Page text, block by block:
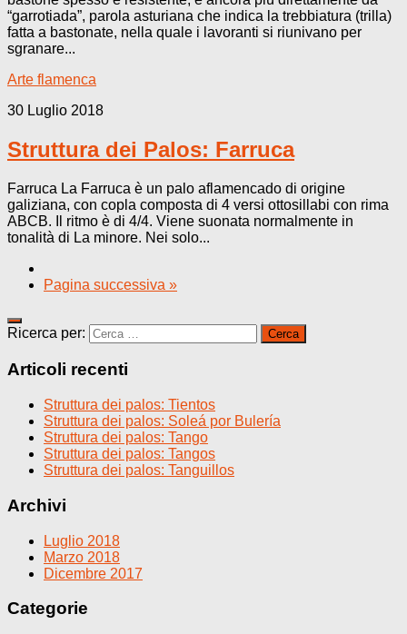
“garrotiada”, parola asturiana che indica la trebbiatura (trilla)
fatta a bastonate, nella quale i lavoranti si riunivano per
sgranare...
Arte flamenca
30 Luglio 2018
Struttura dei Palos: Farruca
Farruca La Farruca è un palo aflamencado di origine
galiziana, con copla composta di 4 versi ottosillabi con rima
ABCB. Il ritmo è di 4/4. Viene suonata normalmente in
tonalità di La minore. Nei solo...
Pagina successiva »
Ricerca per:
Articoli recenti
Struttura dei palos: Tientos
Struttura dei palos: Soleá por Bulería
Struttura dei palos: Tango
Struttura dei palos: Tangos
Struttura dei palos: Tanguillos
Archivi
Luglio 2018
Marzo 2018
Dicembre 2017
Categorie